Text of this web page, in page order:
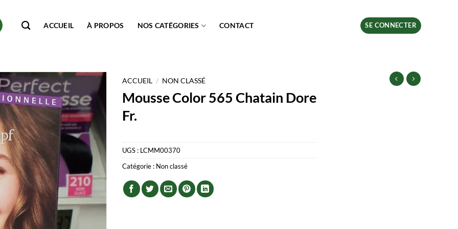
ACCUEIL À PROPOS NOS CATÉGORIES CONTACT SE CONNECTER
ACCUEIL / NON CLASSÉ
Mousse Color 565 Chatain Dore
Fr.
UGS : LCMM00370
Catégorie : Non classé